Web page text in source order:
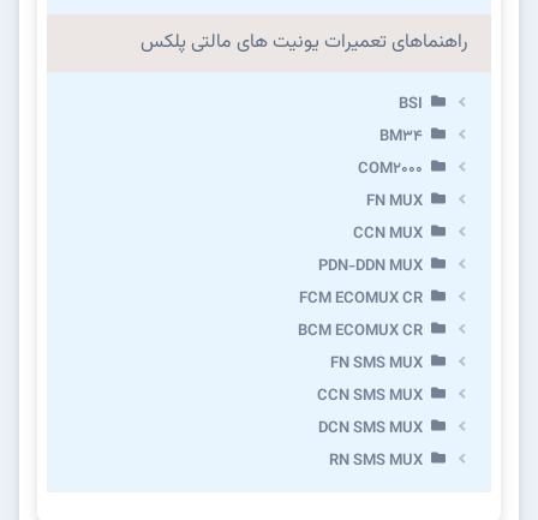
راهنماهای تعمیرات یونیت های مالتی پلکس
BSI
BM34
COM2000
FN MUX
CCN MUX
PDN-DDN MUX
FCM ECOMUX CR
BCM ECOMUX CR
FN SMS MUX
CCN SMS MUX
DCN SMS MUX
RN SMS MUX